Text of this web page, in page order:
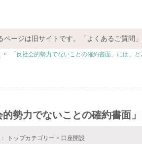
ページは旧サイトです。「よくあるご質問
> 「反社会的勢力でないことの確約書面」には、
的勢力でないことの確約書面
: トップカテゴリー > 口座開設